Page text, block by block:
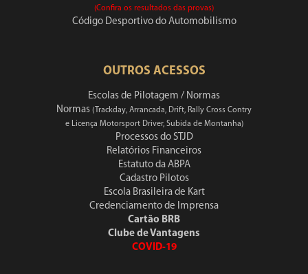
(Confira os resultados das provas)
Código Desportivo do Automobilismo
OUTROS ACESSOS
Escolas de Pilotagem / Normas
Normas (Trackday, Arrancada, Drift, Rally Cross Contry
e Licença Motorsport Driver, Subida de Montanha)
Processos do STJD
Relatórios Financeiros
Estatuto da ABPA
Cadastro Pilotos
Escola Brasileira de Kart
Credenciamento de Imprensa
Cartão BRB
Clube de Vantagens
COVID-19